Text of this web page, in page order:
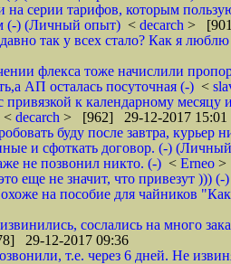
серии тарифов, которым
(-) (Личный опыт) < decarch >
так у всех стало? Как я
флекса тоже начислили
АП осталась посуточная (-) <
привязкой к календарному
< decarch > [962] 29-12-2017 15:01
буду после завтра,
и сфоткать договор. (-)
не позвонил никто. (-) < Erneo >
еще не значит, что привезут ))) (-)
на пособие для чайников
сослались на много
29-12-2017 09:36
т.е. через 6 дней. Не